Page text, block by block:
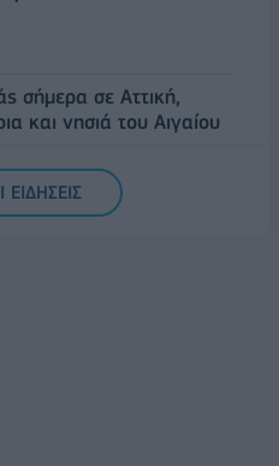
σήμερα σε Αττική,
και νησιά του Αιγαίου
ΕΙΔΗΣΕΙΣ